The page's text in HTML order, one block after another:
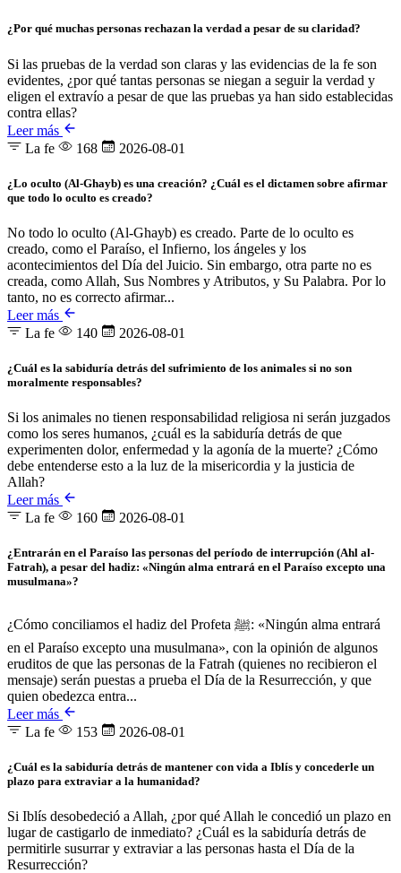
¿Por qué muchas personas rechazan la verdad a pesar de su claridad?
Si las pruebas de la verdad son claras y las evidencias de la fe son
evidentes, ¿por qué tantas personas se niegan a seguir la verdad y
eligen el extravío a pesar de que las pruebas ya han sido establecidas
contra ellas?
Leer más
La fe
168 2026-08-01
¿Lo oculto (Al-Ghayb) es una creación? ¿Cuál es el dictamen sobre afirmar
que todo lo oculto es creado?
No todo lo oculto (Al-Ghayb) es creado. Parte de lo oculto es
creado, como el Paraíso, el Infierno, los ángeles y los
acontecimientos del Día del Juicio. Sin embargo, otra parte no es
creada, como Allah, Sus Nombres y Atributos, y Su Palabra. Por lo
tanto, no es correcto afirmar...
Leer más
La fe
140 2026-08-01
¿Cuál es la sabiduría detrás del sufrimiento de los animales si no son
moralmente responsables?
Si los animales no tienen responsabilidad religiosa ni serán juzgados
como los seres humanos, ¿cuál es la sabiduría detrás de que
experimenten dolor, enfermedad y la agonía de la muerte? ¿Cómo
debe entenderse esto a la luz de la misericordia y la justicia de
Allah?
Leer más
La fe
160 2026-08-01
¿Entrarán en el Paraíso las personas del período de interrupción (Ahl al-
Fatrah), a pesar del hadiz: «Ningún alma entrará en el Paraíso excepto una
musulmana»?
¿Cómo conciliamos el hadiz del Profeta ﷺ: «Ningún alma entrará
en el Paraíso excepto una musulmana», con la opinión de algunos
eruditos de que las personas de la Fatrah (quienes no recibieron el
mensaje) serán puestas a prueba el Día de la Resurrección, y que
quien obedezca entra...
Leer más
La fe
153 2026-08-01
¿Cuál es la sabiduría detrás de mantener con vida a Iblís y concederle un
plazo para extraviar a la humanidad?
Si Iblís desobedeció a Allah, ¿por qué Allah le concedió un plazo en
lugar de castigarlo de inmediato? ¿Cuál es la sabiduría detrás de
permitirle susurrar y extraviar a las personas hasta el Día de la
Resurrección?